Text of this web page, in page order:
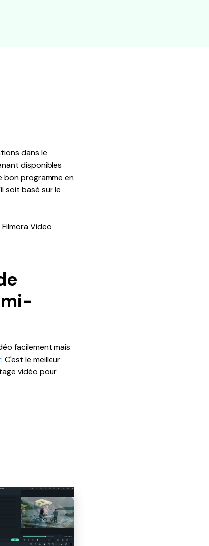
dans le
disponibles
bon programme en
soit basé sur le
Video
facilement mais
. C'est le meilleur
vidéo pour